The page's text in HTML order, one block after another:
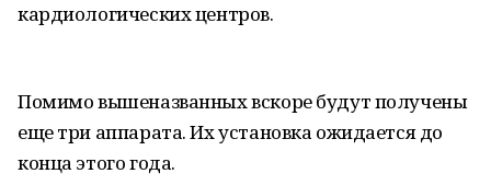
кардиологических центров.
Помимо вышеназванных вскоре будут получены
еще три аппарата. Их установка ожидается до
конца этого года.